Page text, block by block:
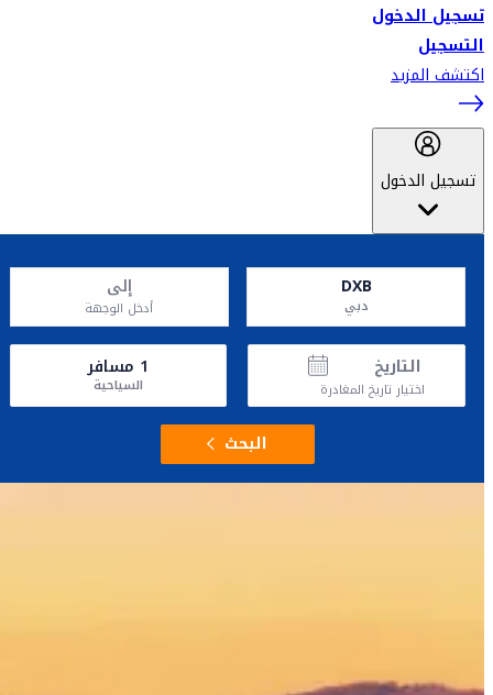
تسجيل الدخول
التسجيل
اكتشف المزيد
تسجيل الدخول
DXB
دبي
إلى
أدخل الوجهة
التاريخ
اختيار تاريخ المغادرة
1 مسافر
السياحية
البحث